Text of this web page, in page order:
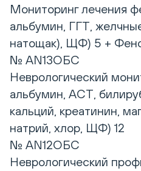
Мониторинг лечения
альбумин, ГГТ,
натощак), ЩФ) 5 +
№ AN13ОБС
Неврологический
альбумин, АСТ,
кальций, креатинин,
натрий, хлор, ЩФ) 12
№ AN12ОБС
Неврологический